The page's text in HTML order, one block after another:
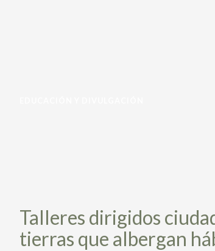
Talleres dirigidos
tierras que albergan